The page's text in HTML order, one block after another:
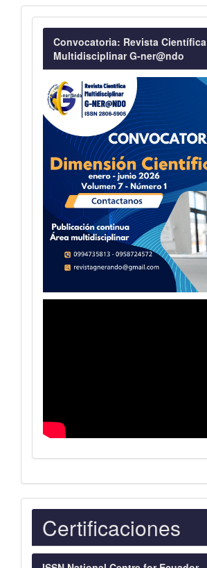
Convocatoria
Convocatoria: Revista Científica
Multidisciplinar G-ner@ndo
Indexaciones
Certificaciones